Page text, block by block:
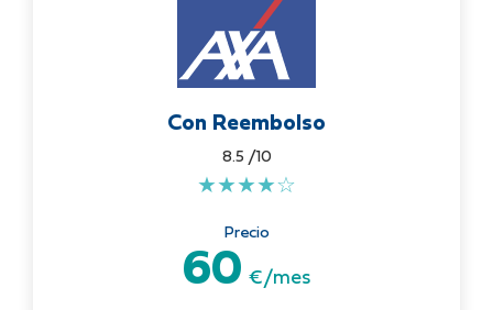
Con Reembolso
8.5 /10
★★★★☆
Precio
60 €/mes